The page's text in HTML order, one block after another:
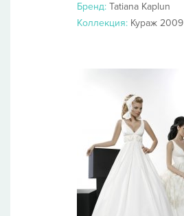
Бренд: Tatiana Kaplun
Коллекция: Кураж 2009